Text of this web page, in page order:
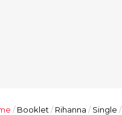
/ Booklet / Rihanna / Single /